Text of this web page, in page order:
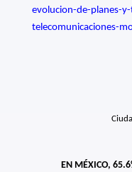
evolucion-de-planes-
telecomunicaciones-
EN MÉXICO,